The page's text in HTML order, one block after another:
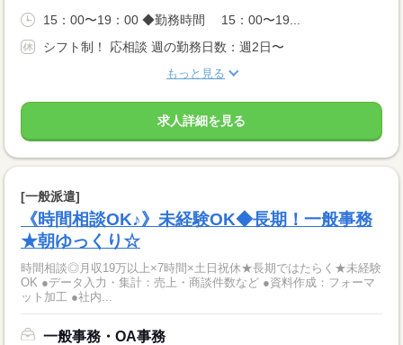
15：00〜19：00 ◆勤務時間 15：00〜19...
シフト制！ 応相談 週の勤務日数：週2日〜
もっと見る
求人詳細を見る
[一般派遣]
《時間相談OK♪》未経験OK◆長期！一般事務
★朝ゆっくり☆
時間相談◎月収19万以上×7時間×土日祝休★長期ではたらく★未経験
OK ●データ入力・集計：売上・商談件数など ●資料作成：フォーマ
ット加工 ●社内...
一般事務・OA事務